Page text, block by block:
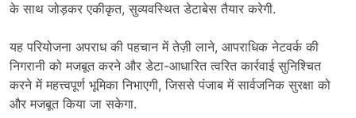
के साथ जोड़कर एकीकृत, सुव्यवस्थित डेटाबेस तैयार करेगी.
यह परियोजना अपराध की पहचान में तेज़ी लाने, आपराधिक नेटवर्क की
निगरानी को मजबूत करने और डेटा-आधारित त्वरित कार्रवाई सुनिश्चित
करने में महत्त्वपूर्ण भूमिका निभाएगी, जिससे पंजाब में सार्वजनिक सुरक्षा को
और मजबूत किया जा सकेगा.